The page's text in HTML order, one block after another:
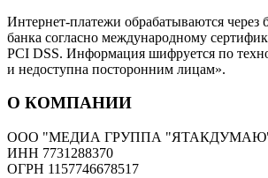
Интернет-платежи обрабатываются
банка согласно международному
PCI DSS. Информация шифруется по
и недоступна посторонним лицам».
О КОМПАНИИ
ООО "МЕДИА ГРУППА
ИНН 7731288370
ОГРН 1157746678517